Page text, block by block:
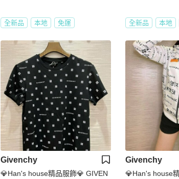
全新品 本地 免運 全新品 本地
Givenchy
💎Han's house精品服飾💎 GIVEN
Givenchy
💎Han's house